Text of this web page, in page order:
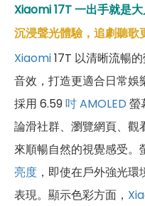
Xiaomi 17T 一出手就是
沉浸聲光體驗，追劇聽歌
Xiaomi17T 以清晰流暢
音效，打造更適合日常娛
採用 6.59吋AMOLED 螢
論滑社群、瀏覽網頁、觀
來順暢自然的視覺感受
亮度 ，即使在戶外強光
表現。顯示色彩方面，